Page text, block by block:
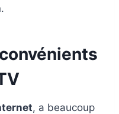
, a beaucoup